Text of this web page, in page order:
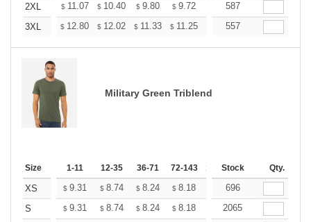
2XL
$ 11.07 $ 10.40 $ 9.80 $ 9.72 9.28
587
3XL
$ 12.80 $ 12.02 $ 11.33 $ 11.25 10.73
557
Military Green Triblend
Size 1-11 12-35 36-71 72-143 144-287 288 + More
Stock Qty.
XS $ 9.31 $ 8.74 $ 8.24 $ 8.18 7.80
696
S
$ 9.31 $ 8.74 $ 8.24 $ 8.18 7.80
2065